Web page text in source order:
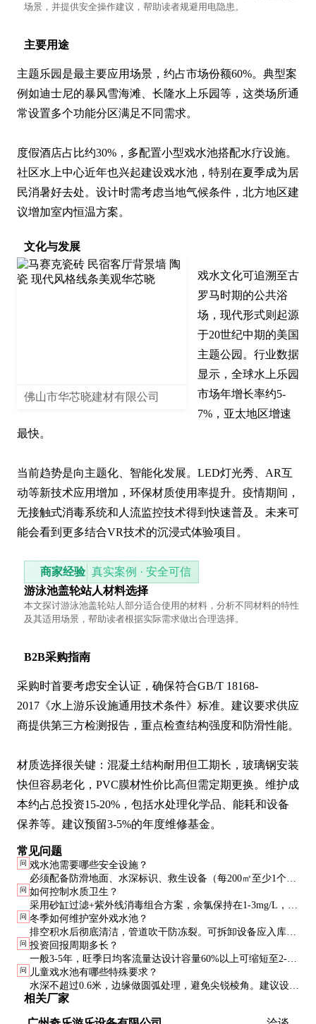
场景，并提供安全操作建议，帮助读者规避用电隐患。
主要用途
主题乐园是最主要应用场景，约占市场份额60%。典型案
例如迪士尼的暴风雪海滩、长隆水上乐园等，这类场所通
常设置多个功能分区满足不同需求。
度假酒店占比约30%，多配置小型戏水池搭配水疗设施。
社区水上中心近年也兴起建设戏水池，特别在夏季成为居
民消暑好去处。设计时需考虑当地气候条件，北方地区建
议增加室内恒温方案。
文化与发展
佛山市华芯晓建材有限公司
戏水文化可追溯至古
罗马时期的公共浴
场，现代形式则起源
于20世纪中期的美国
主题公园。行业数据
显示，全球水上乐园
市场年增长率约5-
7%，亚太地区增速
最快。
当前趋势是向主题化、智能化发展。LED灯光秀、AR互
动等新技术应用增加，环保材质使用率提升。疫情期间，
无接触式消毒系统和人流监控技术得到快速普及。未来可
能会看到更多结合VR技术的沉浸式体验项目。
商家经验 真实案例 · 安全可信
游泳池盖轮站人材料选择
本文探讨游泳池盖轮站人部分适合使用的材料，分析不同材料的特性
及其适用场景，帮助读者根据实际需求做出合理选择。
B2B采购指南
采购时首要考虑安全认证，确保符合GB/T 18168-
2017《水上游乐设施通用技术条件》标准。建议要求供应
商提供第三方检测报告，重点检查结构强度和防滑性能。
材质选择很关键：混凝土结构耐用但工期长，玻璃钢安装
快但容易老化，PVC膜材性价比高但需定期更换。维护成
本约占总投资15-20%，包括水处理化学品、能耗和设备
保养等。建议预留3-5%的年度维修基金。
常见问题
问 戏水池需要哪些安全设施？
必须配备防滑地面、水深标识、救生设备（每200㎡至少1个救
生圈）、监控系统（覆盖盲区）和紧急停止装置。建议每50名
游客配置1名救生员。
问 如何控制水质卫生？
采用砂缸过滤+紫外线消毒组合方案，余氯保持在1-3mg/L，每
日检测pH值和浊度。高峰期应增加检测频次，建议使用自动投
药系统。
问 冬季如何维护室外戏水池？
排空积水后彻底清洁，管道吹干防冻裂。可拆卸设备应入库保
管，固定结构做防锈处理。建议覆盖防护布防止落叶杂物堆
积。
问 投资回报周期多长？
一般3-5年，旺季日均客流量达设计容量60%以上可缩短至2-3
年。会员制和水上课程等增值服务能显著提升收益。
问
儿童戏水池有哪些特殊要求？
水深不超过0.6米，边缘做圆弧处理，避免尖锐棱角。建议设置
家长休息区并配备婴幼儿专用更衣设施。水温可比成人区高1-
相关厂家